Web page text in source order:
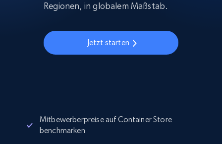
Regionen, in globalem Maßstab.
Jetzt starten
Mitbewerberpreise auf Container Store
benchmarken